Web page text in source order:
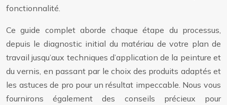
fonctionnalité.
Ce guide complet aborde chaque étape du processus,
depuis le diagnostic initial du matériau de votre plan de
travail jusqu’aux techniques d’application de la peinture et
du vernis, en passant par le choix des produits adaptés et
les astuces de pro pour un résultat impeccable. Nous vous
fournirons également des conseils précieux pour